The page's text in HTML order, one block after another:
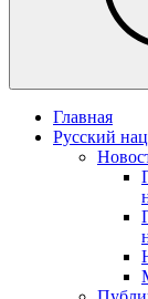
Главная
Русский